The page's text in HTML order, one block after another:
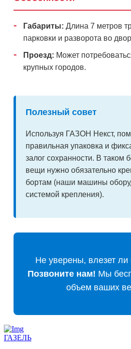
Габариты: Длина 7 метров
парковки и разворота во
Проезд: Может
крупных городов.
Полезный совет
Используя ГАЗОН Некст,
правильная упаковка и
залог сохранности. В таком
вещи нужно обязательно
бортам (наши машины
системой крепления).
Не уверены, влезет ли
Позвоните нам! Мы
объем ваших
ГАЗЕЛЬ